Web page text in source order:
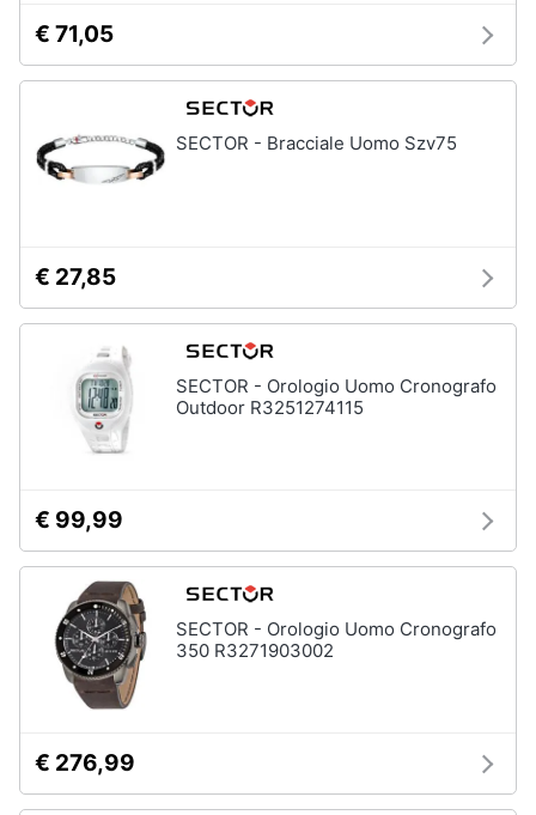
€ 71,05
SECTOR - Bracciale Uomo Szv75
€ 27,85
SECTOR - Orologio Uomo Cronografo
Outdoor R3251274115
€ 99,99
SECTOR - Orologio Uomo Cronografo
350 R3271903002
€ 276,99